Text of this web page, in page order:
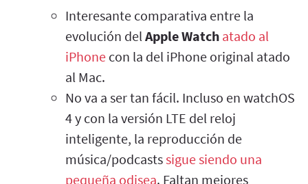
Interesante comparativa entre la
evolución del Apple Watch atado al
iPhone con la del iPhone original atado
al Mac.
No va a ser tan fácil. Incluso en watchOS
4 y con la versión LTE del reloj
inteligente, la reproducción de
música/podcastssigue siendo una
pequeña odisea. Faltan mejores